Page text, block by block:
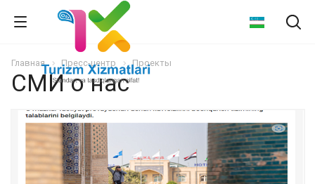
Главная Пресс-центр Проекты
СМИ о нас